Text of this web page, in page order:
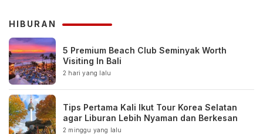
HIBURAN
5 Premium Beach Club Seminyak Worth
Visiting In Bali
2 hari yang lalu
Tips Pertama Kali Ikut Tour Korea Selatan
agar Liburan Lebih Nyaman dan Berkesan
2 minggu yang lalu